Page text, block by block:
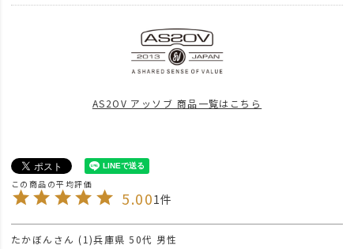
AS2OV GOLF POP UP STORE
AS2OV GOLF FINETEX
AS2OV アッソブ
news AS2OV GOLF FINETEX通常予約開始！
SPECIAL UNBY STAFF ARCHIVES
AS2OV アッソブ 商品一覧はこちら
5.001
たかぼん 1 兵庫県 50代 男性